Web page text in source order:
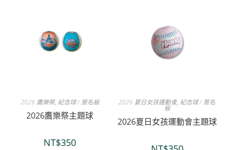
2026 鷹樂祭, 紀念球 / 簽名板
2026鷹樂祭主題球
NT$350
2026 夏日女孩運動會, 紀念球 / 簽名
板
2026夏日女孩運動會主題球